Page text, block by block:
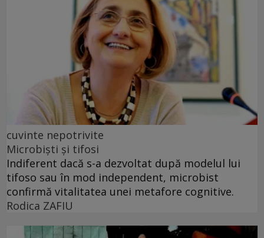
cuvinte nepotrivite
Microbiști și tifosi
Indiferent dacă s-a dezvoltat după modelul lui
tifoso sau în mod independent, microbist
confirmă vitalitatea unei metafore cognitive.
Rodica ZAFIU